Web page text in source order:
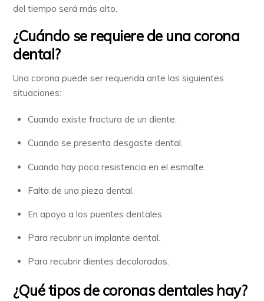
del tiempo será más alto.
¿Cuándo se requiere de una corona
dental?
Una corona puede ser requerida ante las siguientes
situaciones:
Cuando existe fractura de un diente.
Cuando se presenta desgaste dental.
Cuando hay poca resistencia en el esmalte.
Falta de una pieza dental.
En apoyo a los puentes dentales.
Para recubrir un implante dental.
Para recubrir dientes decolorados.
¿Qué tipos de coronas dentales hay?